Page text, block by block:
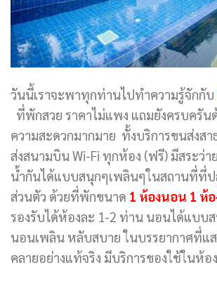
วันนี้เราจะพาทุกท่านไปทำความรู้จักกับ
ที่พักสวย ราคาไม่แพง แถมยังครบครัน
ความสะดวกมากมาย ทั้งบริการขนส่งส
ส่งสนามบิน Wi-Fi ทุกห้อง (ฟรี) มีสระว่า
น้ำกันได้แบบสนุกๆเพลินๆในสถานที่ที่
ส่วนตัว ด้วยที่พักขนาด 1 ห้องนอน 1 ห้
รองรับได้ห้องละ 1-2 ท่าน นอนได้แบบ
นอนเพลิน หลับสบาย ในบรรยากาศที่
คลายอย่างแท้จริง มีบริการของใช้ในห้อ